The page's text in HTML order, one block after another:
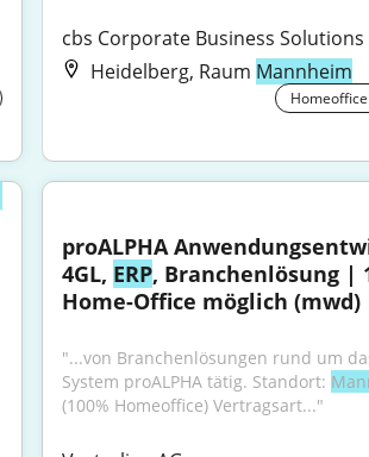
cbs Corporate Business Solutions
Heidelberg, Raum Mannheim
Homeoffice
proALPHA
4GL, ERP, Branchenlösung |
Home-Office möglich (mwd)
"...von Branchenlösungen rund um
System proALPHA tätig. Standort:
(100% Homeoffice) Vertragsart..."